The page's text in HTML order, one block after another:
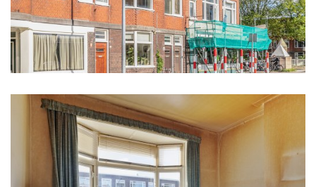
- Het appartement wordt 'as is where is' verkocht.
- De feitelijke zelfbewoningsclausule is hierbij van
toepassing, de verkoper heeft niet zelf in het appartement
gewoond.
Bouwjaar
1928
Oppervlakten en inhoud
Woonoppervlakte